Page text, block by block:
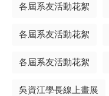
各屆系友活動花絮
各屆系友活動花絮
各屆系友活動花絮
吳資江學長線上畫展